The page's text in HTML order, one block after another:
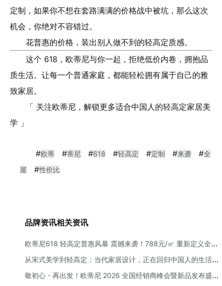
定制，如果你不想在套路满满的价格战中被坑，那么这次
机会，你绝对不容错过。
花普惠的价格，装出别人做不到的轻高定质感。
这个 618，欧蒂尼与你一起，拒绝低价内卷，拥抱品
质生活。让每一个普通家庭，都能轻松拥有属于自己的雅
致家居。
「 关注欧蒂尼，解锁更多适合中国人的轻高定家居美
学 」
#欧蒂 #蒂尼 #618 #轻高定 #定制 #来袭 #全
屋
#性价比
品牌资讯相关资讯
欧蒂尼618 轻高定普惠风暴 震撼来袭！788元/㎡ 重新定义全屋
定制性价比
从宋式美学到轻高定：当代家居设计，正在回归中国人的生活本
质
敬初心・再出发！欧蒂尼 2026 全国经销商峰会暨新品发布盛典